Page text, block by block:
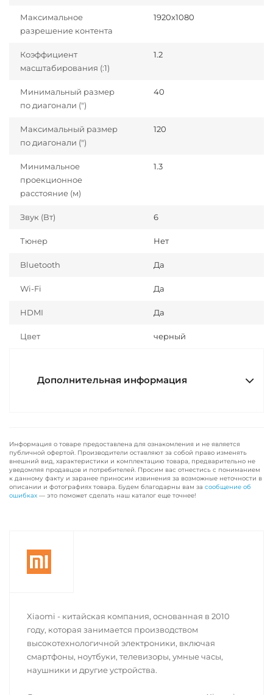
Максимальное
разрешение контента
1920x1080
Коэффициент
масштабирования (:1)
1.2
Минимальный размер
по диагонали (")
40
Максимальный размер
по диагонали (")
120
Минимальное
проекционное
расстояние (м)
1.3
Звук (Вт) 6
Тюнер Нет
Bluetooth Да
Wi-Fi Да
HDMI Да
Цвет черный
Дополнительная информация
Информация о товаре предоставлена для ознакомления и не является
публичной офертой. Производители оставляют за собой право изменять
внешний вид, характеристики и комплектацию товара, предварительно не
уведомляя продавцов и потребителей. Просим вас отнестись с пониманием
к данному факту и заранее приносим извинения за возможные неточности в
описании и фотографиях товара. Будем благодарны вам за сообщение об
ошибках — это поможет сделать наш каталог еще точнее!
Xiaomi - китайская компания, основанная в 2010
году, которая занимается производством
высокотехнологичной электроники, включая
смартфоны, ноутбуки, телевизоры, умные часы,
наушники и другие устройства.